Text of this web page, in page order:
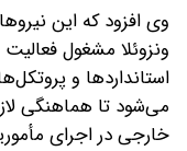
وی افزود که این
ونزوئلا مشغول
استانداردها و
می‌شود تا هماهنگی
خارجی در اجرای